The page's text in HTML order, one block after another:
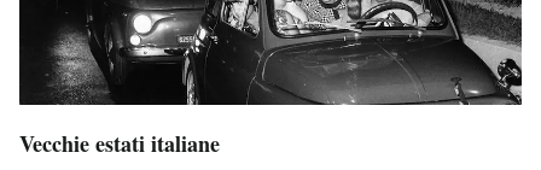
Vecchie estati italiane